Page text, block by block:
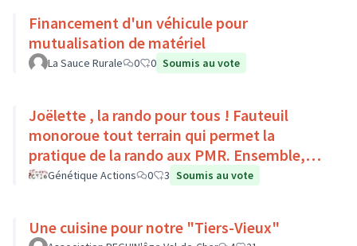
Financement d'un véhicule pour
mutualisation de matériel
La Sauce Rurale 0 0 Soumis au vote
Joëlette , la rando pour tous ! Fauteuil
monoroue tout terrain qui permet la
pratique de la rando aux PMR. Ensemble,
faisons du sport :)
Génétique Actions 0 3 Soumis au vote
Une cuisine pour notre "Tiers-Vieux"